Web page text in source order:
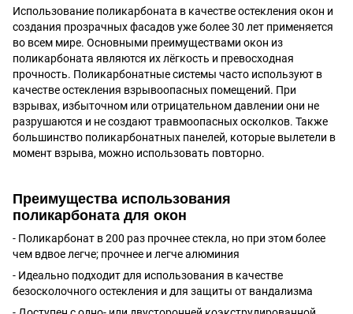
Использование поликарбоната в качестве остекления окон и
создания прозрачных фасадов уже более 30 лет применяется
во всем мире. Основными преимуществами окон из
поликарбоната являются их лёгкость и превосходная
прочность. Поликарбонатные системы часто используют в
качестве остекления взрывоопасных помещений. При
взрывах, избыточном или отрицательном давлении они не
разрушаются и не создают травмоопасных осколков. Также
большинство поликарбонатных панелей, которые вылетели в
момент взрыва, можно использовать повторно.
Преимущества использования
поликарбоната для окон
- Поликарбонат в 200 раз прочнее стекла, но при этом более
чем вдвое легче; прочнее и легче алюминия
- Идеально подходит для использования в качестве
безосколочного остекления и для защиты от вандализма